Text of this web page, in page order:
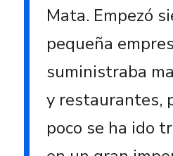
Mata. Empezó
pequeña
suministraba
y restaurantes,
poco se ha ido